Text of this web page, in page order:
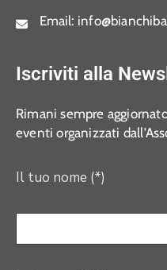
Email:
Iscriviti alla
Rimani sempre
eventi organizzati
Il tuo nome (*)